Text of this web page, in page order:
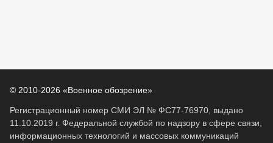
© 2010-2026 «Военное обозрение»
Регистрационный номер СМИ ЭЛ № ФС77-76970, выдано
11.10.2019 г. Федеральной службой по надзору в сфере связи,
информационных технологий и массовых коммуникаций